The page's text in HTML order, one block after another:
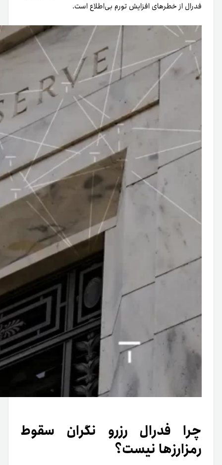
فدرال از خطرهای افزایش تورم بی‌اطلاع است.
چرا فدرال رزرو نگران سقوط
رمزارزها نیست؟